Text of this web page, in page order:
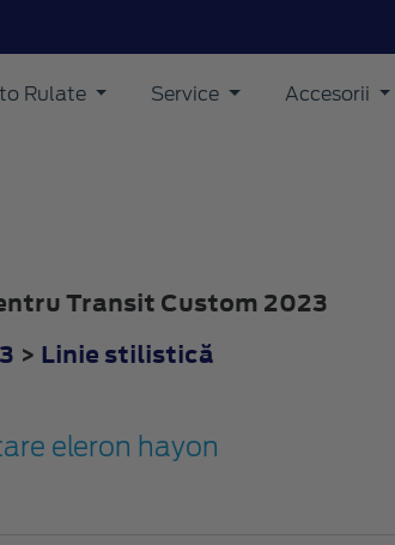
Rulate Service Accesorii
Transit Custom 2023
> Linie stilistică
eleron hayon